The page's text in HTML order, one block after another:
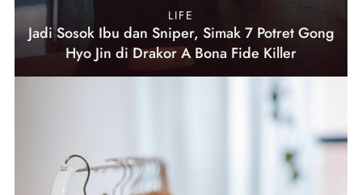
LIFE
Jadi Sosok Ibu dan Sniper, Simak 7 Potret Gong
Hyo Jin di Drakor A Bona Fide Killer